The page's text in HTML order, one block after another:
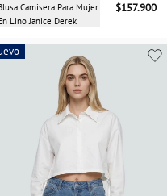
Camisera Para Mujer
Lino Janice Derek
$157.900